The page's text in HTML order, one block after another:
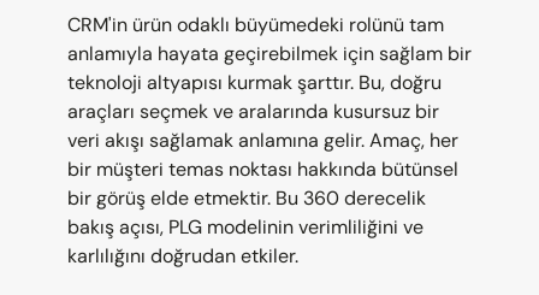
CRM'in ürün odaklı büyümedeki rolünü tam
anlamıyla hayata geçirebilmek için sağlam bir
teknoloji altyapısı kurmak şarttır. Bu, doğru
araçları seçmek ve aralarında kusursuz bir
veri akışı sağlamak anlamına gelir. Amaç, her
bir müşteri temas noktası hakkında bütünsel
bir görüş elde etmektir. Bu 360 derecelik
bakış açısı, PLG modelinin verimliliğini ve
karlılığını doğrudan etkiler.